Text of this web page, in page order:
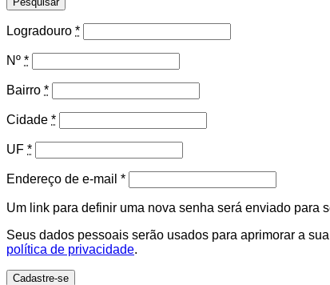
Logradouro *
Nº *
Bairro *
Cidade *
UF *
Endereço de e-mail *Obrigatório
Um link para definir uma nova senha será enviado para
Seus dados pessoais serão usados para aprimorar a
política de privacidade.
Cadastre-se